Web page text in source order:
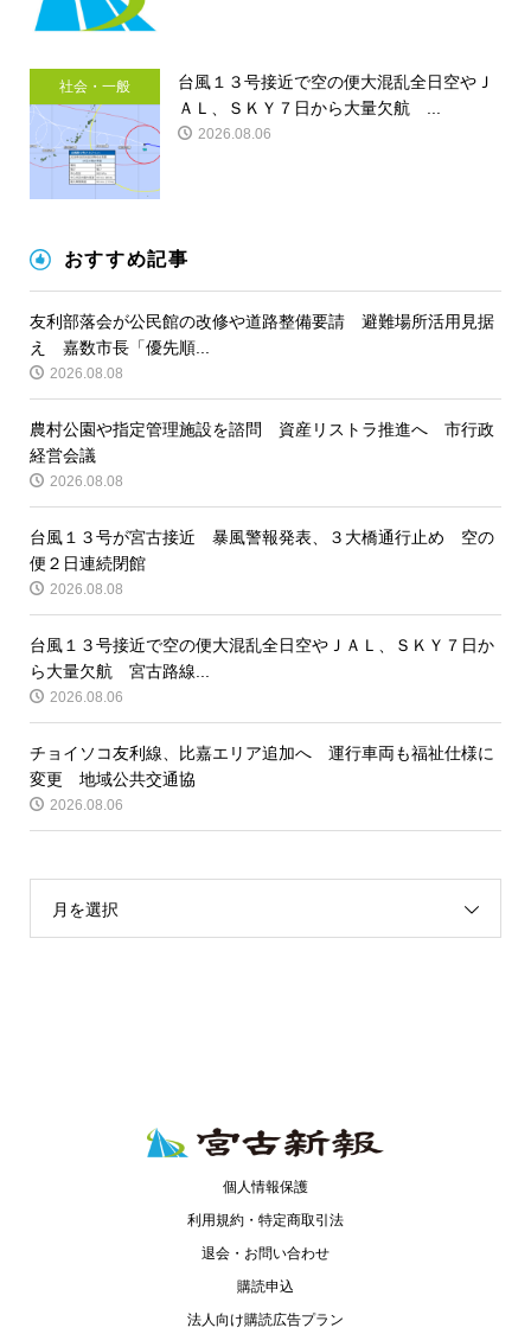
社会・一般
台風１３号接近で空の便大混乱全日空やＪ
ＡＬ、ＳＫＹ７日から大量欠航 ...
2026.08.06
おすすめ記事
友利部落会が公民館の改修や道路整備要請 避難場所活用見据
え 嘉数市長「優先順...
2026.08.08
農村公園や指定管理施設を諮問 資産リストラ推進へ 市行政
経営会議
2026.08.08
台風１３号が宮古接近 暴風警報発表、３大橋通行止め 空の
便２日連続閉館
2026.08.08
台風１３号接近で空の便大混乱全日空やＪＡＬ、ＳＫＹ７日か
ら大量欠航 宮古路線...
2026.08.06
チョイソコ友利線、比嘉エリア追加へ 運行車両も福祉仕様に
変更 地域公共交通協
2026.08.06
月を選択
個人情報保護
利用規約・特定商取引法
退会・お問い合わせ
購読申込
法人向け購読広告プラン